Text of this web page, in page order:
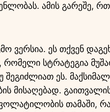
ამის გარეშე,
ვერსია. ეს თქვენ
სტრატეგია
შეგიძლიათ ეს.
მისაღებად.
თამაში,